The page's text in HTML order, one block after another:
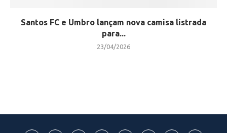
Santos FC e Umbro lançam nova camisa listrada
para...
23/04/2026